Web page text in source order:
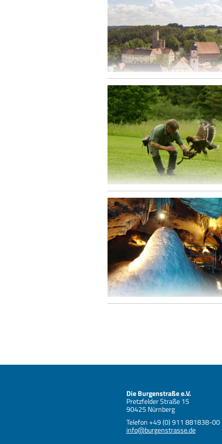
Falknerei Burg Rabenstein
Die Burgenstraße e.V.
Pretzfelder Straße 15
90425 Nürnberg
Telefon +49 (0) 911 881838-00
info@burgenstrasse.de